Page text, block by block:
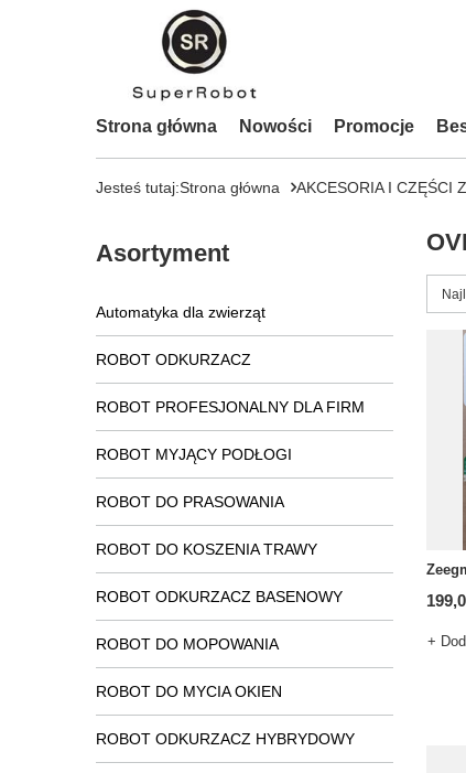
Strona główna Nowości Promocje
Jesteś tutaj:Strona główna AKCESORIA I CZĘŚCI
Asortyment
Automatyka dla zwierząt
ROBOT ODKURZACZ
ROBOT PROFESJONALNY DLA FIRM
ROBOT MYJĄCY PODŁOGI
ROBOT DO PRASOWANIA
ROBOT DO KOSZENIA TRAWY
ROBOT ODKURZACZ BASENOWY
ROBOT DO MOPOWANIA
ROBOT DO MYCIA OKIEN
ROBOT ODKURZACZ HYBRYDOWY
+